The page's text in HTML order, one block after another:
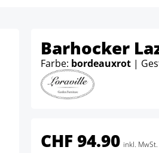
Barhocker
Farbe: bordeauxrot |
CHF 94.90 inkl. MwSt.